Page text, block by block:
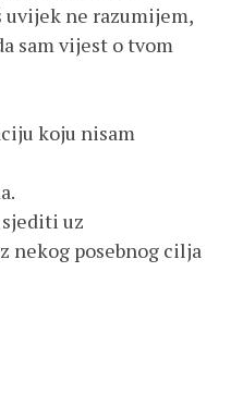
uvijek ne razumijem,
sam vijest o tvom
koju nisam
uz
nekog posebnog cilja